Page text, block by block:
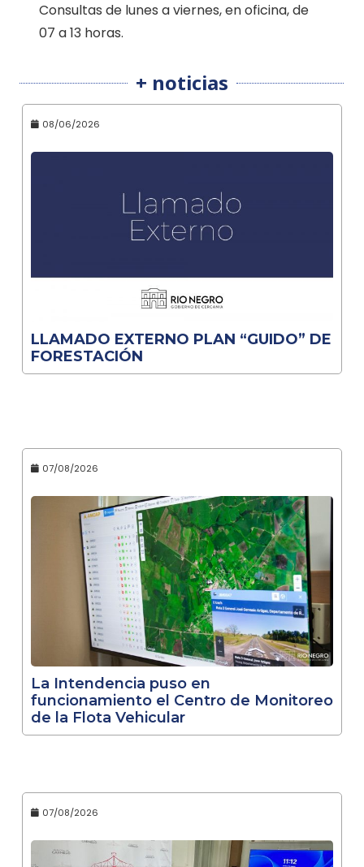
Consultas de lunes a viernes, en oficina, de
07 a 13 horas.
+ noticias
08/06/2026
LLAMADO EXTERNO PLAN “GUIDO” DE
FORESTACIÓN
07/08/2026
La Intendencia puso en
funcionamiento el Centro de Monitoreo
de la Flota Vehicular
07/08/2026